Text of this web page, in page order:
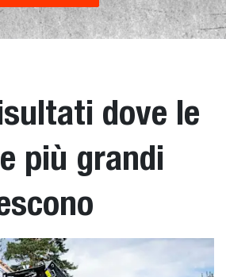
dove le
più grandi